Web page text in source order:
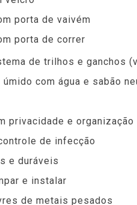
porta de vaivém
porta de correr
de trilhos e ganchos
úmido com água e sabão
privacidade e organização
de infecção
e duráveis
e instalar
de metais pesados